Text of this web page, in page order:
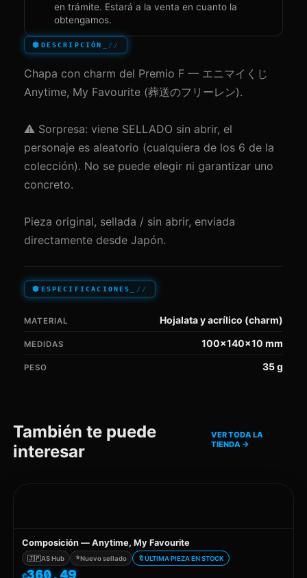
en trámite. Estará a la venta en cuanto la
obtengamos.
DESCRIPCIÓN
Chapa con charm del Premio F — エニマイくじ
Anytime, My Favourite (葬送のフリーレン).
⚠️ Sorpresa: viene SELLADO sin abrir, el
personaje es aleatorio (cualquiera de los 6 de la
colección). No se puede elegir ni garantizar uno
concreto.
Pieza original, sellada / sin abrir, enviada
directamente desde Japón.
ESPECIFICACIONES
MATERIAL Hojalata y acrílico (charm)
MEDIDAS 100×140×10 mm
PESO 35g
También te puede
interesar
VER TODA LA
TIENDA→
Composición — Anytime, My Favourite
🇯🇵AS Hub ⭐Nuevo sellado 🔖ÚLTIMA PIEZA EN STOCK